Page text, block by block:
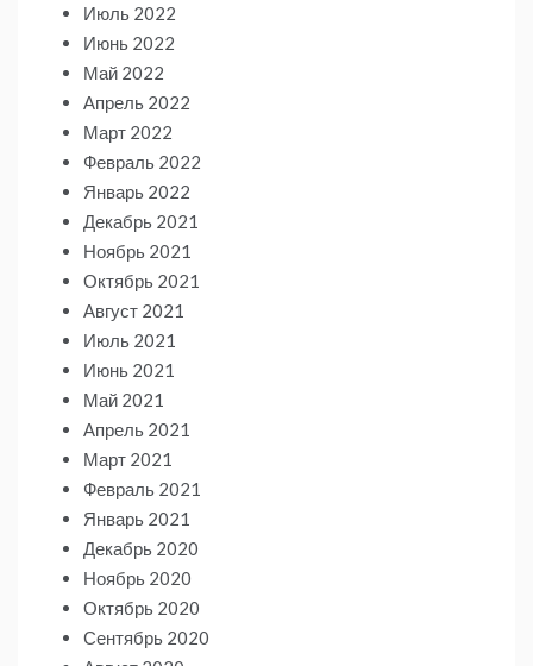
Июль 2022
Июнь 2022
Май 2022
Апрель 2022
Март 2022
Февраль 2022
Январь 2022
Декабрь 2021
Ноябрь 2021
Октябрь 2021
Август 2021
Июль 2021
Июнь 2021
Май 2021
Апрель 2021
Март 2021
Февраль 2021
Январь 2021
Декабрь 2020
Ноябрь 2020
Октябрь 2020
Сентябрь 2020